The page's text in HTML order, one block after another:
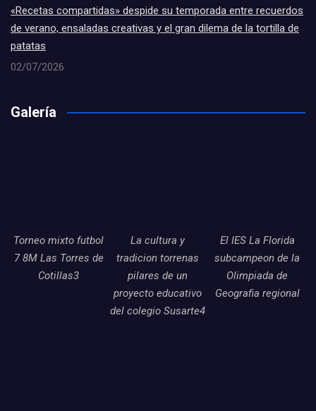
«Recetas compartidas» despide su temporada entre recuerdos
de verano, ensaladas creativas y el gran dilema de la tortilla de
patatas
02/07/2026
Galería
Torneo mixto futbol
7 8M Las Torres de
Cotillas3
La cultura y
tradicion torrenas
pilares de un
proyecto educativo
del colegio Susarte4
El IES La Florida
subcampeon de la
Olimpiada de
Geografia regional